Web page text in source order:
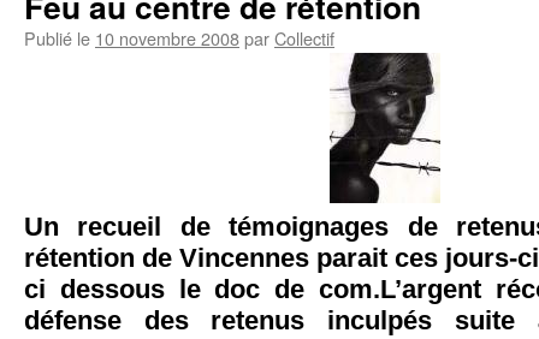
Publié le 10 novembre 2008parCollectif
Un recueil de témoignages de
rétention de Vincennes parait ces jours-
ci dessous le doc de com.L’argent
défense des retenus inculpés suite